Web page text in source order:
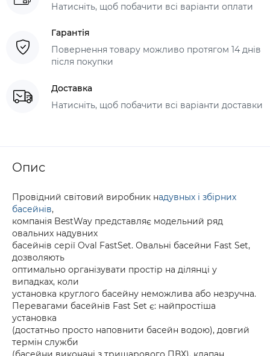
Натисніть, щоб побачити всі варіанти оплати
Гарантія
Повернення товару можливо протягом 14 днів
після покупки
Доставка
Натисніть, щоб побачити всі варіанти доставки
Опис
Провідний світовий виробник надувных і збірних
басейнів,
компанія BestWay представляє модельний ряд
овальних надувних
басейнів серії Oval FastSet. Овальні басейни Fast Set,
дозволяють
оптимально організувати простір на ділянці у
випадках, коли
установка круглого басейну неможлива або незручна.
Перевагами басейнів Fast Set є: найпростіша
установка
(достатньо просто наповнити басейн водою), довгий
термін служби